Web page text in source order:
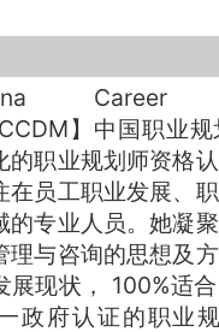
Career
】中国职业
的职业规划师资格
在员工职业发展、
的专业人员。她凝
理与咨询的思想及
展现状， 100%适合
政府认证的职业